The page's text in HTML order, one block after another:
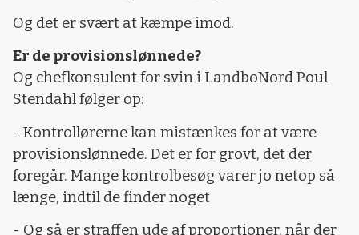
Og det er svært at kæmpe imod.
Er de provisionslønnede?
Og chefkonsulent for svin i LandboNord Poul
Stendahl følger op:
- Kontrollørerne kan mistænkes for at være
provisionslønnede. Det er for grovt, det der
foregår. Mange kontrolbesøg varer jo netop så
længe, indtil de finder noget
- Og så er straffen ude af proportioner, når der